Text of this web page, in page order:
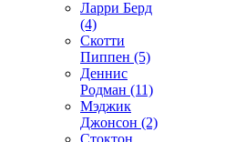
Ларри Берд
(4)
Скотти
Пиппен (5)
Деннис
Родман (11)
Мэджик
Джонсон (2)
Стоктон